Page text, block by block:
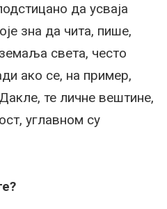
да усваја
зна да чита, пише,
света, често
ако се, на пример,
те личне вештине,
углавном су